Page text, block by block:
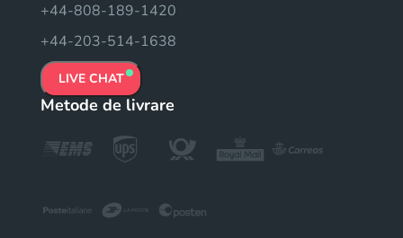
+44-808-189-1420
+44-203-514-1638
LIVE CHAT
Metode de livrare